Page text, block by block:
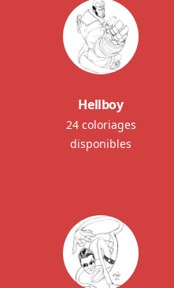
Hellboy
24 coloriages
disponibles